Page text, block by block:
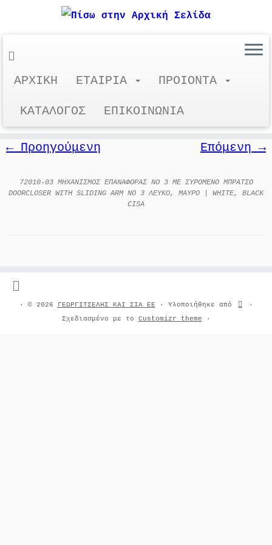
περιεχόμενο
ΑΡΧΙΚΗ ΕΤΑΙΡΙΑ ΠΡΟΙΟΝΤΑ
ΚΑΤΑΛΟΓΟΣ ΕΠΙΚΟΙΝΩΝΙΑ
← Προηγούμενη Επόμενη →
72010-03 MHXANIΣΜΟΣ ΕΠΑΝΑΦΟΡΑΣ ΝΟ 3 ΜΕ ΣΥΡΟΜΕΝΟ ΜΠΡΑΤΣΟ
DOORCLOSER WITH SLIDING ARM NO 3 ΛΕΥΚΟ, ΜΑΥΡΟ | WHITE, BLACK
CISA
· © 2026 ΓΕΩΡΓΙΤΣΕΛΗΣ ΚΑΙ ΣΙΑ ΕΕ · Υλοποιήθηκε από
·
Σχεδιασμένο με το Customizr theme ·